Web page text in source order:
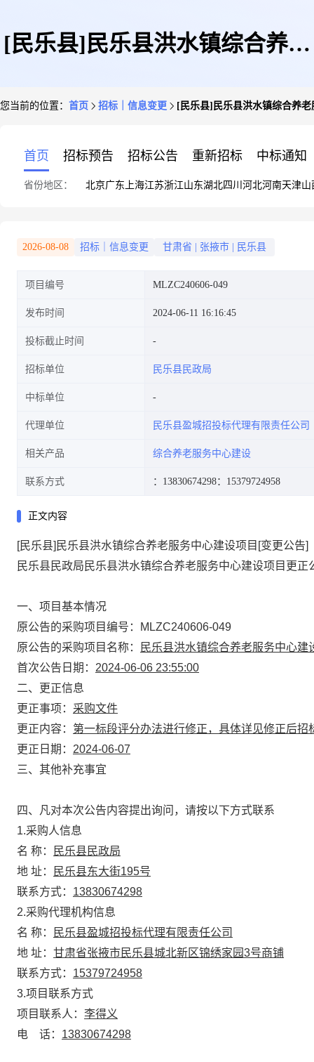
[民乐县]民乐县洪水镇综合养老
您当前的位置： 首页 招标｜信息变更 [民乐县]民乐县洪水镇综合养
首页 招标预告 招标公告 重新招标 中标通知
省份地区： 北京广东 上海江苏浙江山东湖北四川 河北河南天津山
2026-08-08 招标｜信息变更 甘肃省 张掖市 民乐县
项目编号 MLZC240606-049
发布时间 2024-06-11 16:16:45
投标截止时间
招标单位 民乐县民政局
中标单位
代理单位 民乐县盈城招投标代理有限责任公司
相关产品 综合养老服务中心建设
联系方式 ：13830674298：15379724958
正文内容
[民乐县]民乐县洪水镇综合养老服务中心建设项目[变更公告]
民乐县民政局民乐县洪水镇综合养老服务中心建设项目更正
一、项目基本情况
原公告的采购项目编号：MLZC240606-049
原公告的采购项目名称：
民乐县洪水镇综合养老服务中心建
首次公告日期： 2024-06-06 23:55:00
二、更正信息
更正事项： 采购文件
更正内容： 第一标段评分办法进行修正，具体详见修正后招
更正日期： 2024-06-07
三、其他补充事宜
四、凡对本次公告内容提出询问，请按以下方式联系
1.采购人信息
名 称：
民乐县民政局
地 址：
民乐县东大街195号
联系方式： 13830674298
2.采购代理机构信息
名 称：
民乐县盈城招投标代理有限责任公司
地 址： 甘肃省张掖市民乐县城北新区锦绣家园3号商铺
联系方式： 15379724958
3.项目联系方式
项目联系人： 李得义
电 话： 13830674298